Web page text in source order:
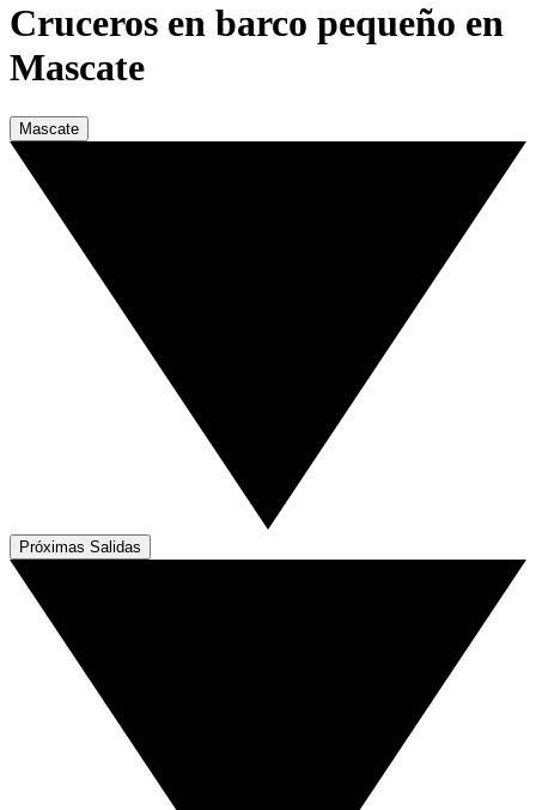
Cruceros en barco pequeño en
Mascate
Mascate
Próximas Salidas